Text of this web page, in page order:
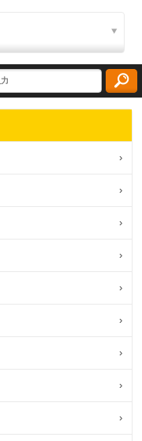
›
›
›
›
›
›
›
›
›